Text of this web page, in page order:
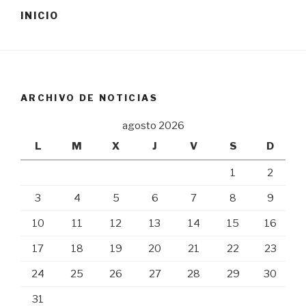
INICIO
ARCHIVO DE NOTICIAS
agosto 2026
L
M X J V S D
1 2
3 4 5 6 7 8 9
10 11 12 13 14 15 16
17 18 19 20 21 22 23
24 25 26 27 28 29 30
31